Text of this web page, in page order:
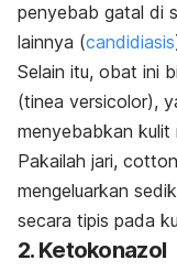
penyebab gatal di
lainnya (candidiasis
Selain itu, obat ini
(tinea versicolor),
menyebabkan kulit
Pakailah jari,
mengeluarkan
secara tipis pada
2. Ketokonazol